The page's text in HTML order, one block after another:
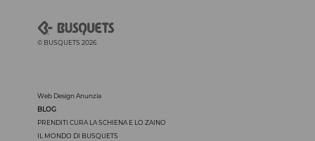
© BUSQUETS 2026
Web Design Anunzia
BLOG
PRENDITI CURA LA SCHIENA E LO ZAINO
IL MONDO DI BUSQUETS